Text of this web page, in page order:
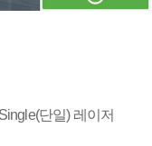
단일) 레이저